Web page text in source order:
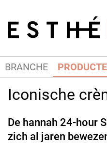
BRANCHE
Iconische
De hannah 24-hour
zich al jaren